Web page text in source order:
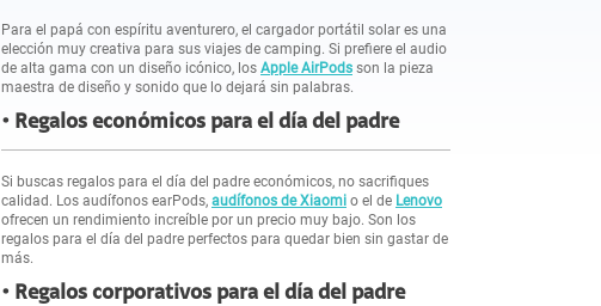
Para el papá con espíritu aventurero, el cargador portátil solar es una
elección muy creativa para sus viajes de camping. Si prefiere el audio
de alta gama con un diseño icónico, los Apple AirPods son la pieza
maestra de diseño y sonido que lo dejará sin palabras.
Regalos económicos para el día del padre
Si buscas regalos para el día del padre económicos, no sacrifiques
calidad. Los audífonos earPods, audífonos de Xiaomi o el de Lenovo
ofrecen un rendimiento increíble por un precio muy bajo. Son los
regalos para el día del padre perfectos para quedar bien sin gastar de
más.
Regalos corporativos para el día del padre